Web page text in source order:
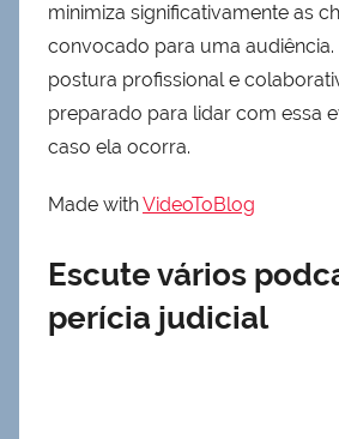
minimiza significativamente as
convocado para uma audiência.
postura profissional e
preparado para lidar com essa
caso ela ocorra.
Made withVideoToBlog
Escute vários
perícia judicial